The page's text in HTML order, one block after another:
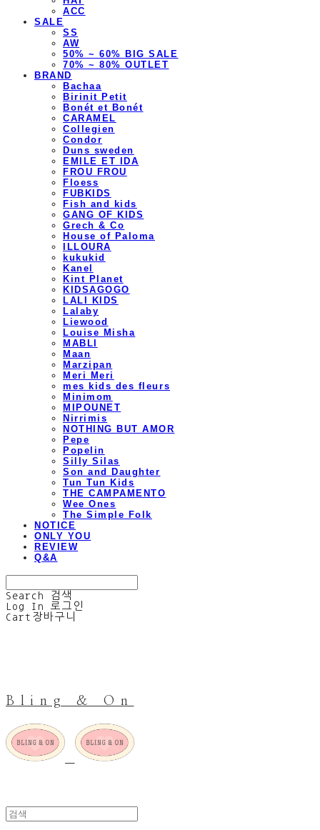
ACC
SALE
SS
AW
50% ~ 60% BIG SALE
70% ~ 80% OUTLET
BRAND
Bachaa
Birinit Petit
Bonét et Bonét
CARAMEL
Collegien
Condor
Duns sweden
EMILE ET IDA
FROU FROU
Floess
FUBKIDS
Fish and kids
GANG OF KIDS
Grech & Co
House of Paloma
ILLOURA
kukukid
Kanel
Kint Planet
KIDSAGOGO
LALI KIDS
Lalaby
Liewood
Louise Misha
MABLI
Maan
Marzipan
Meri Meri
mes kids des fleurs
Minimom
MIPOUNET
Nirrimis
NOTHING BUT AMOR
Pepe
Popelin
Silly Silas
Son and Daughter
Tun Tun Kids
THE CAMPAMENTO
Wee Ones
The Simple Folk
NOTICE
ONLY YOU
REVIEW
Q&A
Search
검색
Log In
로그인
Cart 장바구니
Bling & On